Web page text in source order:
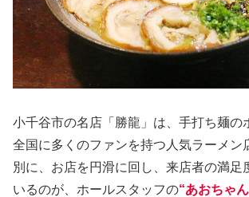
小千谷市の名店「勝龍」は、手打ち麺の
全国に多くのファンを持つ人気ラーメン
別に、お店を円滑に回し、来店者の満足
いるのが、ホールスタッフの“あおちゃ